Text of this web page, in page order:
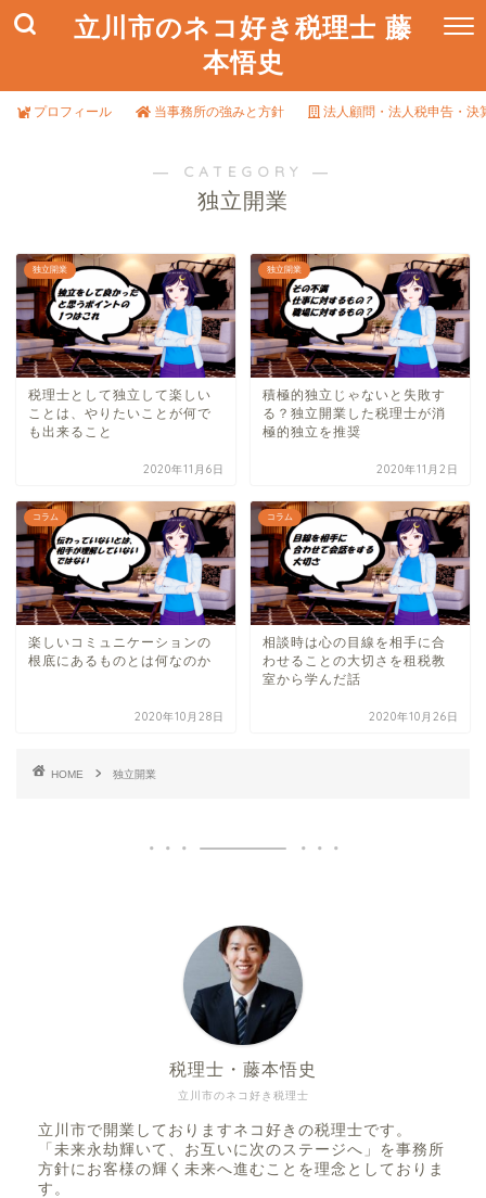
立川市のネコ好き税理士 藤
本悟史
プロフィール 当事務所の強みと方針 法人顧問・法人税申告・決
― CATEGORY ―
独立開業
独立開業
税理士として独立して楽しい
ことは、やりたいことが何で
も出来ること
2020年11月6日
独立開業
積極的独立じゃないと失敗す
る？独立開業した税理士が消
極的独立を推奨
2020年11月2日
コラム
楽しいコミュニケーションの
根底にあるものとは何なのか
2020年10月28日
コラム
相談時は心の目線を相手に合
わせることの大切さを租税教
室から学んだ話
2020年10月26日
HOME 独立開業
立川市のネコ好き税理士
税理士・藤本悟史
立川市で開業しておりますネコ好きの税理士です。
「未来永劫輝いて、お互いに次のステージへ」を事務所
方針にお客様の輝く未来へ進むことを理念としておりま
す。